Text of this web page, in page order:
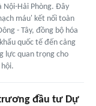
Nội-Hải Phòng. Đây
máu' kết nối toàn
- Tây, đồng bộ hóa
quốc tế đến cảng
lực quan trọng cho
đầu tư Dự